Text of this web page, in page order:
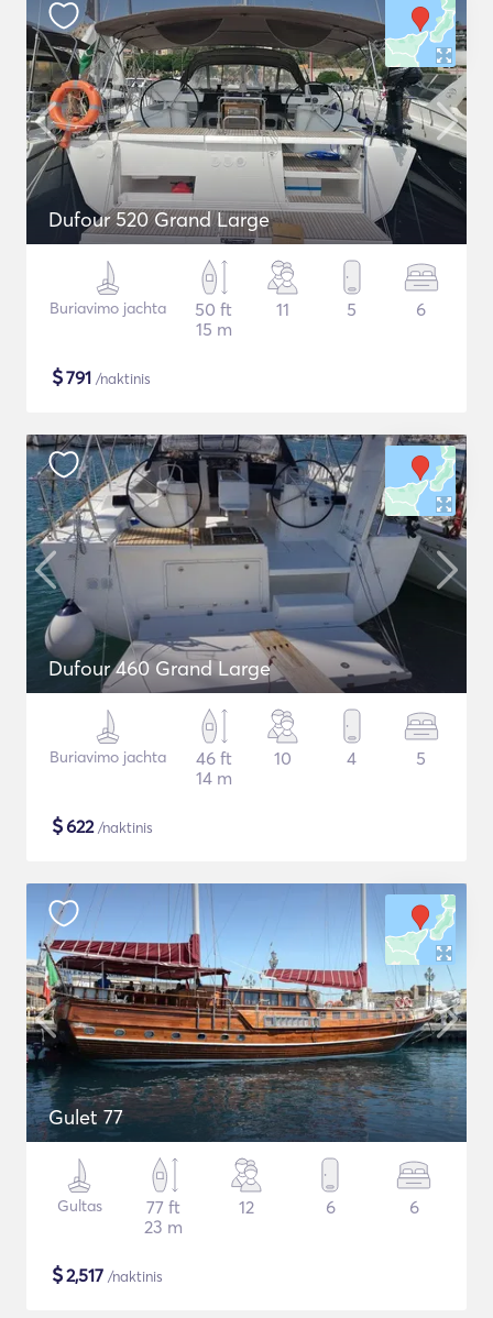
Dufour 520 Grand Large
Buriavimo jachta
50 ft
15 m
11 5 6
$791 /naktinis
Dufour 460 Grand Large
Buriavimo jachta
46 ft
14 m
10 4 5
$622/naktinis
Gulet 77
Gultas
77 ft
23 m
12 6 6
$2,517 /naktinis